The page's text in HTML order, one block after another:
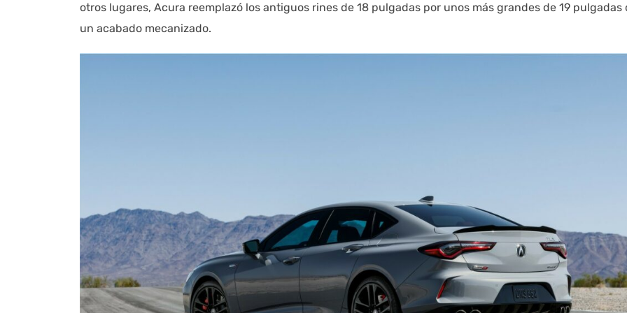
otros lugares, Acura reemplazó los antiguos rines de 18 pulgadas por unos más grandes de 19 pulgadas
un acabado mecanizado.